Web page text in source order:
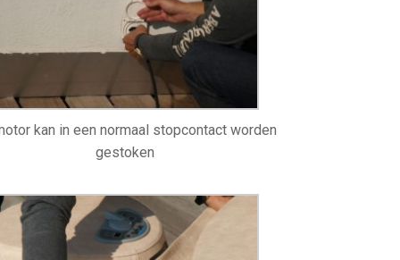
kan in een normaal stopcontact worden
gestoken